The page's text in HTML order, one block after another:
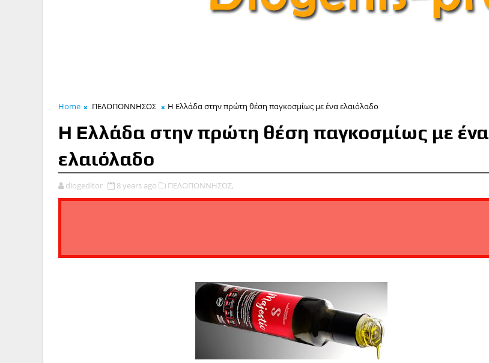
Home ΠΕΛΟΠΟΝΝΗΣΟΣ Η Ελλάδα στην πρώτη θέση παγκοσμίως με ένα ελαιόλαδο
Η Ελλάδα στην πρώτη θέση παγκοσμίως με ένα
ελαιόλαδο
diogeditor 8 years ago ΠΕΛΟΠΟΝΝΗΣΟΣ,